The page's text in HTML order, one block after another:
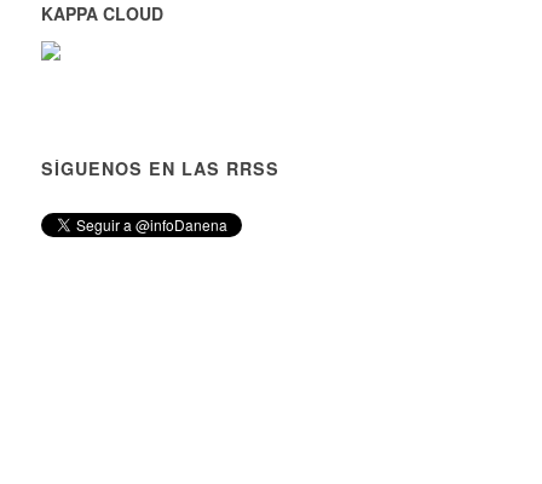
KAPPA CLOUD
SÍGUENOS EN LAS RRSS